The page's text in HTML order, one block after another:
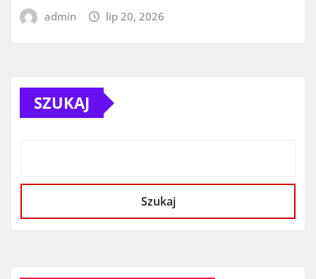
admin lip 20, 2026
SZUKAJ
Szukaj